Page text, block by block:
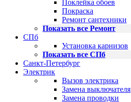
Поклейка обоев
Покраска
Ремонт сантехники
Показать все Ремонт
СПб
Установка карнизов
Показать все СПб
Санкт-Петербург
Электрик
Вызов электрика
Замена выключателя
Замена проводки